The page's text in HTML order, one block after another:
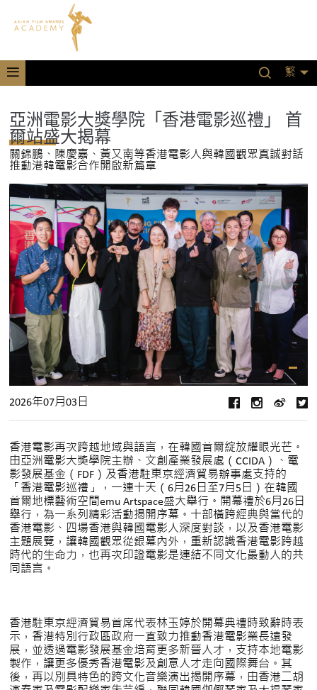
繁
亞洲電影大獎學院「香港電影巡禮」 首
爾站盛大揭幕
關錦鵬、陳慶嘉、黃又南等香港電影人與韓國觀眾真誠對話
推動港韓電影合作開啟新篇章
2026年07月03日
香港電影再次跨越地域與語言，在韓國首爾綻放耀眼光芒。
由亞洲電影大獎學院主辦、文創產業發展處（CCIDA）、電
影發展基金（FDF）及香港駐東京經濟貿易辦事處支持的
「香港電影巡禮」，一連十天（6月26日至7月5日）在韓國
首爾地標藝術空間emu Artspace盛大舉行。開幕禮於6月26日
舉行，為一系列精彩活動揭開序幕。十部橫跨經典與當代的
香港電影、四場香港與韓國電影人深度對談，以及香港電影
主題展覽，讓韓國觀眾從銀幕內外，重新認識香港電影跨越
時代的生命力，也再次印證電影是連結不同文化最動人的共
同語言。
香港駐東京經濟貿易首席代表林玉婷於開幕典禮時致辭時表
示，香港特別行政區政府一直致力推動香港電影業長遠發
展，並透過電影發展基金培育更多新晉人才，支持本地電影
製作，讓更多優秀香港電影及創意人才走向國際舞台。其
後，再以別具特色的跨文化音樂演出揭開序幕，由香港二胡